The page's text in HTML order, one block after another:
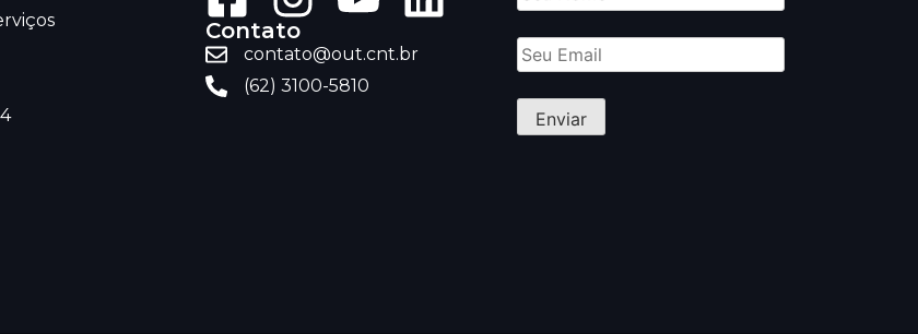
Contato
contato@out.cnt.br
(62) 3100-5810